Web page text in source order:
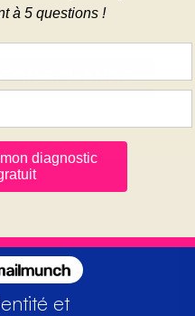
actuelle, de voir si
ECHANGE
et